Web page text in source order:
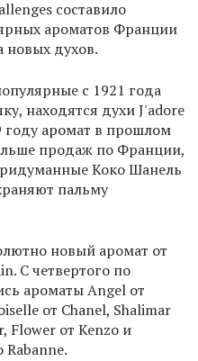
составило
ароматов Франции
новых духов.
с 1921 года
находятся духи J'adore
аромат в прошлом
продаж по Франции,
Коко Шанель
пальму
новый аромат от
С четвертого по
ароматы Angel от
от Chanel, Shalimar
Flower от Kenzo и
Rabanne.